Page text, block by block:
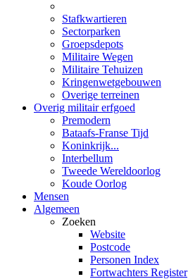
Stafkwartieren
Sectorparken
Groepsdepots
Militaire Wegen
Militaire Tehuizen
Kringenwetgebouwen
Overige terreinen
Overig militair erfgoed
Premodern
Bataafs-Franse Tijd
Koninkrijk...
Interbellum
Tweede Wereldoorlog
Koude Oorlog
Mensen
Algemeen
Zoeken
Website
Postcode
Personen Index
Fortwachters Register